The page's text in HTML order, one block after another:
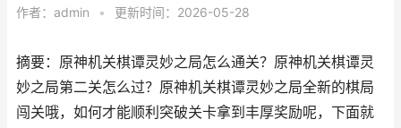
作者： admin • 更新时间：2026-05-28
摘要：原神机关棋谭灵妙之局怎么通关？原神机关棋谭灵
妙之局第二关怎么过？原神机关棋谭灵妙之局全新的棋局
闯关哦，如何才能顺利突破关卡拿到丰厚奖励呢，下面就